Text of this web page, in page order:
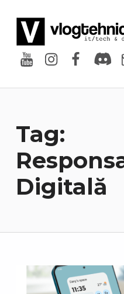
YoutubeInstagram
Tag:
Digitală